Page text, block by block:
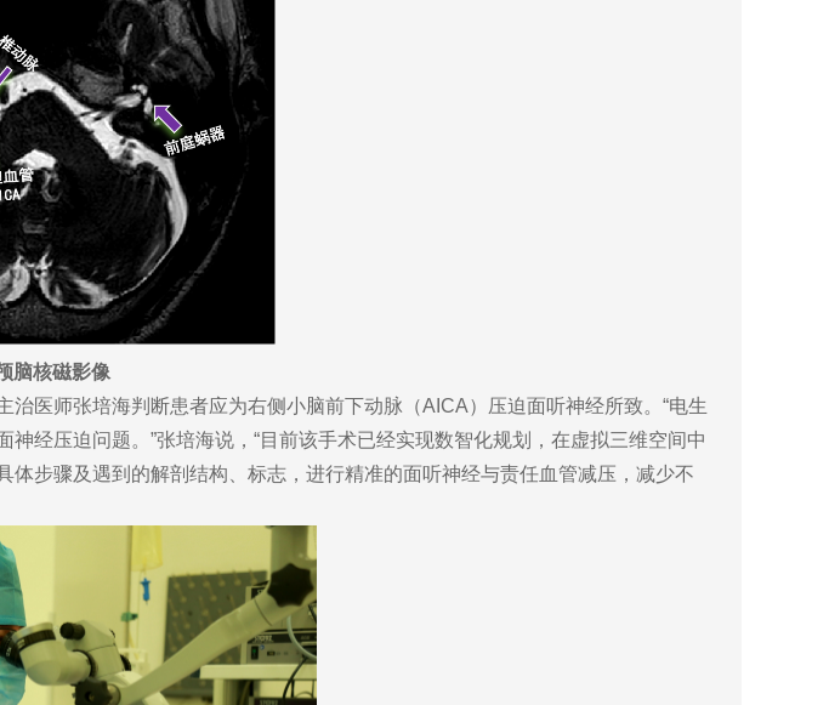
脑核磁影像
师张培海判断患者应为右侧小脑前下动脉（AICA）压迫面听神经所致。“电生
经压迫问题。”张培海说，“目前该手术已经实现数智化规划，在虚拟三维空间中
步骤及遇到的解剖结构、标志，进行精准的面听神经与责任血管减压，减少不